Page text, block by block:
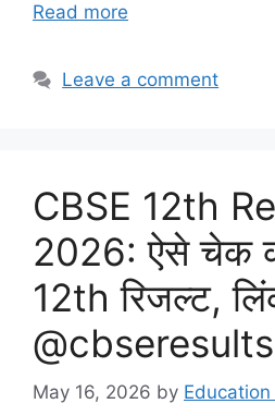
Read more
Leave a comment
CBSE 12th
2026: ऐसे चेक
12th रिजल्ट,
May 16, 2026 by